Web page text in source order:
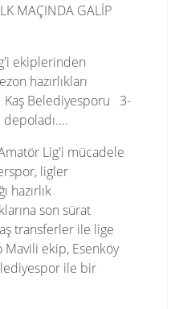
MAÇINDA GALİP
ekiplerinden
hazırlıkları
Kaş Belediyesporu 3-
Lig'i mücadele
ligler
hazırlık
son sürat
transferler ile lige
Mavili ekip, Esenköy
ile bir